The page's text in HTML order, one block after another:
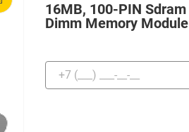
16MB, 100-PIN Sdram
Dimm Memory Module